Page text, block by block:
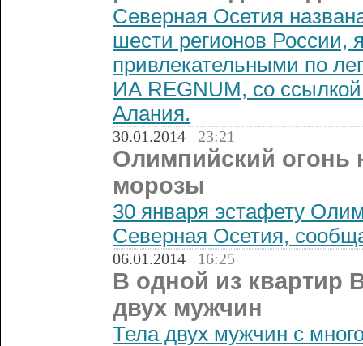
Северная Осетия
шести регионов России,
привлекательными по
ИА REGNUM, со
Алания.
30.01.2014 23:21
Олимпийский огонь
морозы
30 января эстафету
Северная Осетия,
06.01.2014 16:25
В одной из квартир
двух мужчин
Тела двух мужчин с